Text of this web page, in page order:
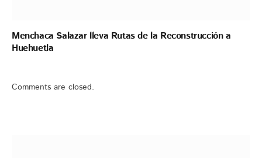
Menchaca Salazar lleva Rutas de la Reconstrucción a
Huehuetla
Comments are closed.